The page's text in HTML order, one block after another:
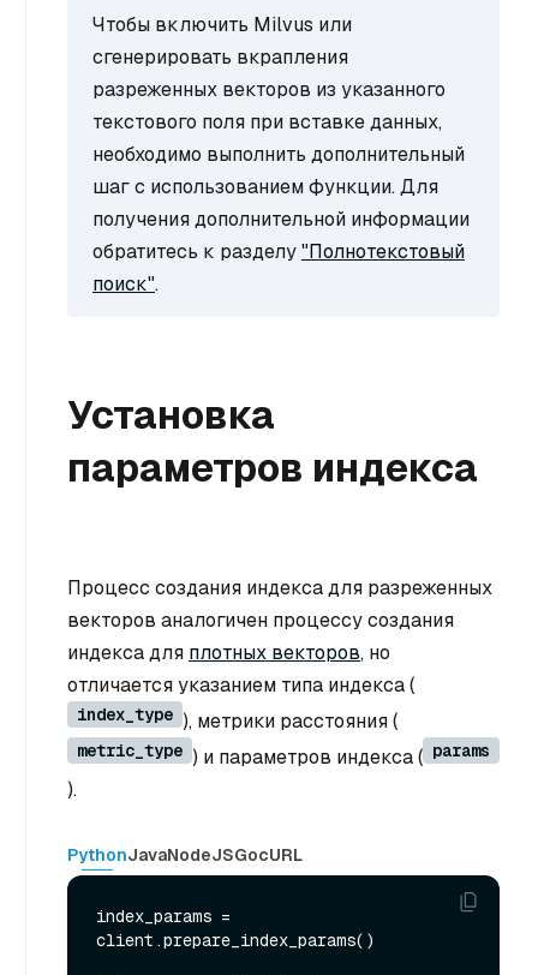
Чтобы включить Milvus или
сгенерировать вкрапления
разреженных векторов из указанного
текстового поля при вставке данных,
необходимо выполнить дополнительный
шаг с использованием функции. Для
получения дополнительной информации
обратитесь к разделу"Полнотекстовый
поиск".
Установка
параметров индекса
Процесс создания индекса для разреженных
векторов аналогичен процессу создания
индекса для плотных векторов, но
отличается указанием типа индекса (
index_type ), метрики расстояния (
metric_type ) и параметров индекса ( params
).
PythonJavaNodeJSGocURL
index_params =
client.prepare_index_params()